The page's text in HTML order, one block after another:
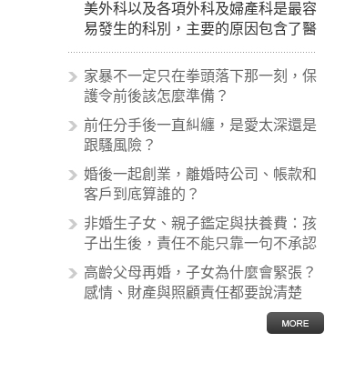
美外科以及各項外科及婦產科是最容
易發生的科別，主要的原因包含了醫
生未盡告知義務、醫療處置疏失、手
術疏失、術後照顧失當、醫療費用的
收取。雖然醫學進步，但醫生與病患
案例中最後都走向訴訟流程，我們如
果不幸遇到相關醫療糾紛時究竟該怎
麼處理呢？醫療糾紛相關的內容其實
非常多，有些案例…
家暴不一定只在拳頭落下那一刻，保
護令前後該怎麼準備？
前任分手後一直糾纏，是愛太深還是
跟騷風險？
婚後一起創業，離婚時公司、帳款和
客戶到底算誰的？
非婚生子女、親子鑑定與扶養費：孩
子出生後，責任不能只靠一句不承認
高齡父母再婚，子女為什麼會緊張？
感情、財產與照顧責任都要說清楚